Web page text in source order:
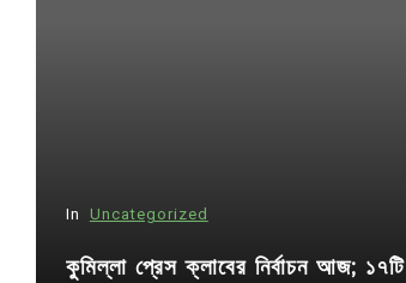
In Uncategorized
কুমিল্লা প্রেস ক্লাবের নির্বাচন আজ; ১৭টি